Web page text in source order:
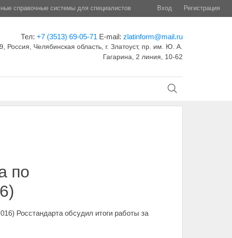
справочные системы для специалистов Вход Регистрация
Тел: +7 (3513) 69-05-71 E-mail: zlatinform@mail.ru
Россия, Челябинская область, г. Златоуст, пр. им. Ю. А.
Гагарина, 2 линия, 10-62
по
Росстандарта обсудил итоги работы за